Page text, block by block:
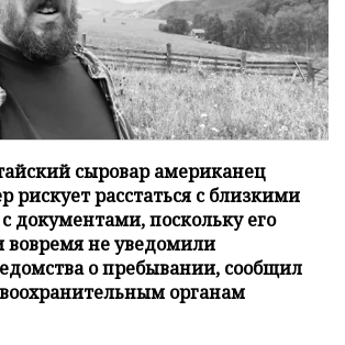
сыровар американец
рискует расстаться с близкими
документами, поскольку его
вовремя не уведомили
о пребывании, сообщил
органам